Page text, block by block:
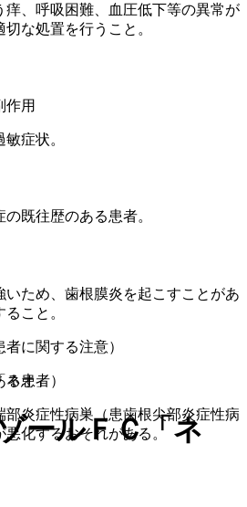
痒、呼吸困難、血圧低下等の異常が
な処置を行うこと。
作用
症状。
既往歴のある患者。
ため、歯根膜炎を起こすことがあ
こと。
に関する注意）
患者）
炎症性病巣（患歯根尖部炎症性病
化するおそれがある。
ネオ」
ールＦＣ「ネ